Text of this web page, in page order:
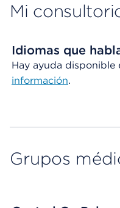
Mi
Idiomas que
Hay ayuda disponible
información.
Grupos